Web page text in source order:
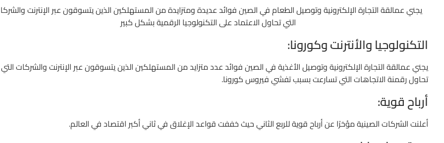
يجني عمالقة التجارة الإلكترونية وتوصيل الطعام في الصين فوائد عديدة ومتزايدة من المستهلكين الذين يتسوقون عبر الإنترنت
التي تحاول الاعتماد على التكنولوجيا الرقمية بشكل كبير
التكنولوجيا والأنترنت وكورونا:
يجني عمالقة التجارة الإلكترونية وتوصيل الأغذية في الصين فوائد عدد متزايد من المستهلكين الذين يتسوقون عبر الإنترنت والشركات التي
تحاول رقمنة الاتجاهات التي تسارعت بسبب تفشي فيروس كورونا.
أرباح قوية:
أعلنت الشركات الصينية مؤخرًا عن أرباح قوية للربع الثاني حيث خففت قواعد الإغلاق في ثاني أكبر اقتصاد في العالم.